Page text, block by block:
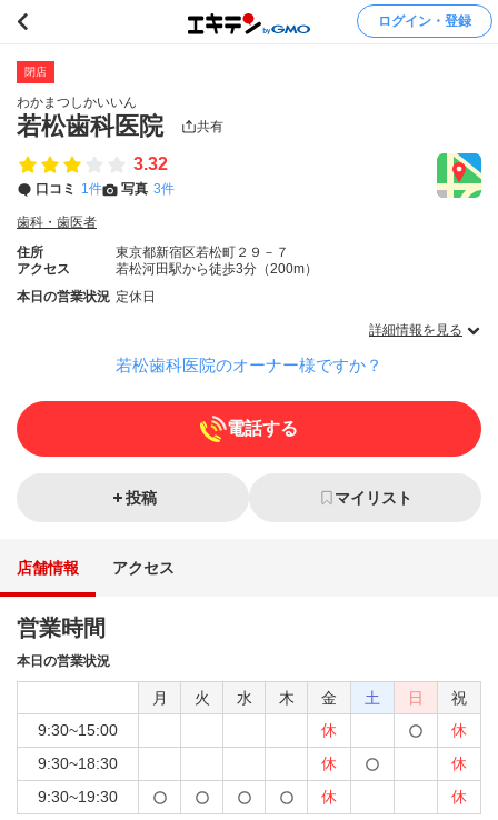
ログイン・登録
閉店
わかまつしかいいん
若松歯科医院 共有
3.32
口コミ 1件 写真 3件
歯科・歯医者
住所
東京都新宿区若松町２９－７
アクセス
若松河田駅から徒歩3分（200m）
本日の営業状況 定休日
詳細情報を見る
若松歯科医院のオーナー様ですか？
電話する
投稿 マイリスト
店舗情報 アクセス
営業時間
本日の営業状況
月 火 水 木 金 土 日
祝
9:30~15:00
休
休
9:30~18:30
休
休
9:30~19:30
休 休